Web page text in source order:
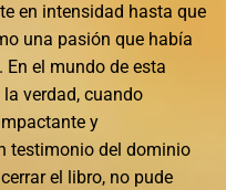
en intensidad hasta que
una pasión que había
el mundo de esta
verdad, cuando
y
testimonio del dominio
el libro, no pude